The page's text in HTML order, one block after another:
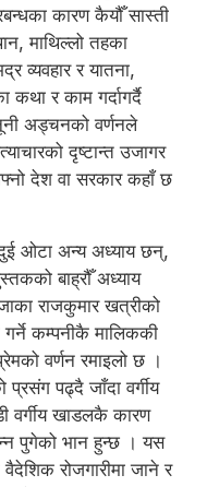
कारण कैयौँ सास्ती
माथिल्लो तहका
व्यवहार र यातना,
कथा र काम गर्दागर्दै
अड्चनको वर्णनले
दृष्टान्त उजागर
देश वा सरकार कहाँ छ
ओटा अन्य अध्याय छन्,
बाह्रौँ अध्याय
राजकुमार खत्रीको
कम्पनीकै मालिककी
वर्णन रमाइलो छ ।
प्रसंग पढ्दै जाँदा वर्गीय
वर्गीय खाडलकै कारण
पुगेको भान हुन्छ । यस
रोजगारीमा जाने र